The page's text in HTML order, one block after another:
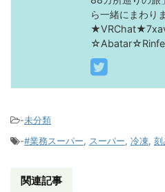
ら一緒にまわり
-未分類
-#業務スーパー, スーパー, 冷凍, 刻
関連記事